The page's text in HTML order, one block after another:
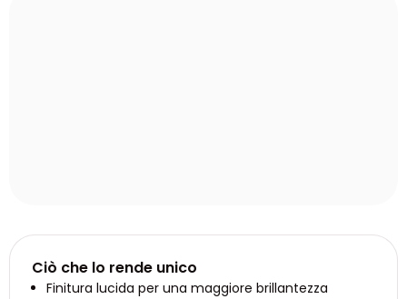
Ciò che lo rende unico
Finitura lucida per una maggiore brillantezza